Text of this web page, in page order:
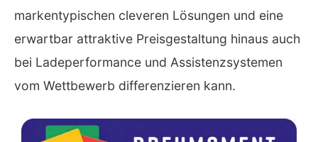
markentypischen cleveren Lösungen und eine
erwartbar attraktive Preisgestaltung hinaus auch
bei Ladeperformance und Assistenzsystemen
vom Wettbewerb differenzieren kann.